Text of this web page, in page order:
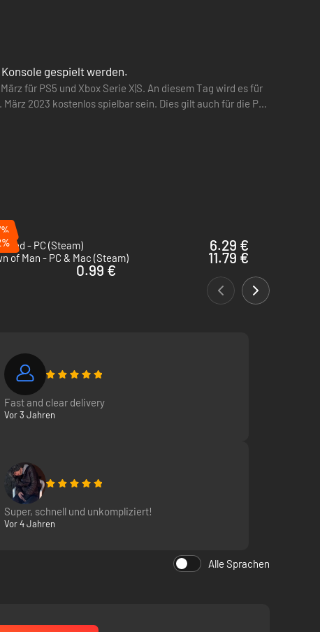
Konsole gespielt werden.
für PS5 und Xbox Serie X|S. An diesem Tag wird es für
2023 kostenlos spielbar sein. Dies gilt auch für die PC-
- PC (Steam)
6.29 €
of Man - PC & Mac (Steam)
11.79 €
0.99 €
Fast and clear delivery
Vor 3 Jahren
Super, schnell und unkompliziert!
Vor 4 Jahren
Alle Sprachen